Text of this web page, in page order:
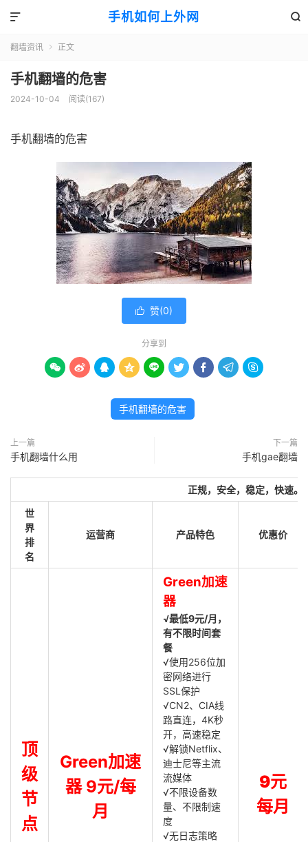
手机如何上外网 

翻墙资讯  正文
手机翻墙的危害
2024-10-04 阅读(167)
手机翻墙的危害
 赞(0)
分享到
        
手机翻墙的危害
上一篇
手机翻墙什么用
下一篇
手机gae翻墙
正规，安全，稳定，快速。
世
界
排
名
运营商 产品特色 优惠价
顶
级
节
点
Green加速
器 9元/每
月
Green加速
器
√最低9元/月，
有不限时间套
餐
√使用256位加
密网络进行
SSL保护
√CN2、CIA线
路直连，4K秒
开，高速稳定
√解锁Netflix、
迪士尼等主流
流媒体
√不限设备数
量、不限制速
度
√无日志策略
9元
每月